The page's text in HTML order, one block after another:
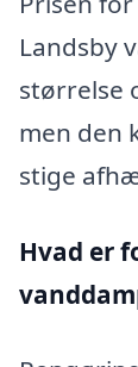
Landsby
størrelse
men den
stige
Hvad er